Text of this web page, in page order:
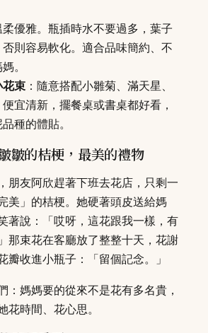
柔優雅。瓶插時水不要過多，葉子
則容易軟化。適合品味簡約、不
。
花束 ：隨意搭配小雛菊、滿天星、
宜清新，擺餐桌或書桌都好看，
種的體貼。
皺的桔梗，最美的禮物
朋友阿欣趕著下班去花店，只剩一
美」的桔梗。她硬著頭皮送給媽
著說：「哎呀，這花跟我一樣，有
那束花在客廳放了整整十天，花謝
瓣收進小瓶子：「留個記念。」
：媽媽要的從來不是花有多名貴，
花時間、花心思。